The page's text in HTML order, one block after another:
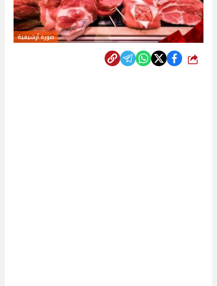
صورة أرشيفية
شارك